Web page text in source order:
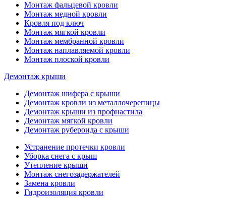
Монтаж фальцевой кровли
Монтаж медной кровли
Кровля под ключ
Монтаж мягкой кровли
Монтаж мембранной кровли
Монтаж наплавляемой кровли
Монтаж плоской кровли
Демонтаж крыши
Демонтаж шифера с крыши
Демонтаж кровли из металлочерепицы
Демонтаж крыши из профнастила
Демонтаж мягкой кровли
Демонтаж рубероида с крыши
Устранение протечки кровли
Уборка снега с крыш
Утепление крыши
Монтаж снегозадержателей
Замена кровли
Гидроизоляция кровли